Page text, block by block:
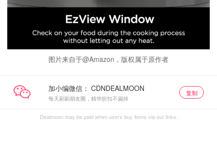
图片来自于@Amazon，版权属于原作者
加小编微信：
每天刷刷朋友圈，精华折扣不漏掉
复制
Dealmoon may be paid when users buy items via our links.